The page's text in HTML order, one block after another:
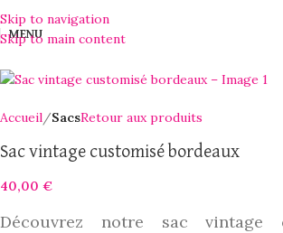
Skip to navigation
Skip to main content
MENU
Accueil SacsRetour aux produits
Sac vintage customisé bordeaux
40,00 €
Découvrez notre sac vintage